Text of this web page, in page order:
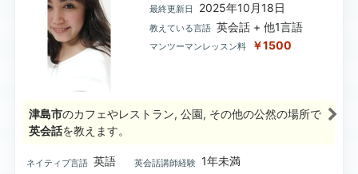
最終更新日 2025年10月18日
教えている言語 英会話 + 他1言語
マンツーマンレッスン料 ￥1500
津島市のカフェやレストラン, 公園, その他の公然の場所で
英会話を教えます。
ネイティブ言語 英語 英会話講師経験 1年未満